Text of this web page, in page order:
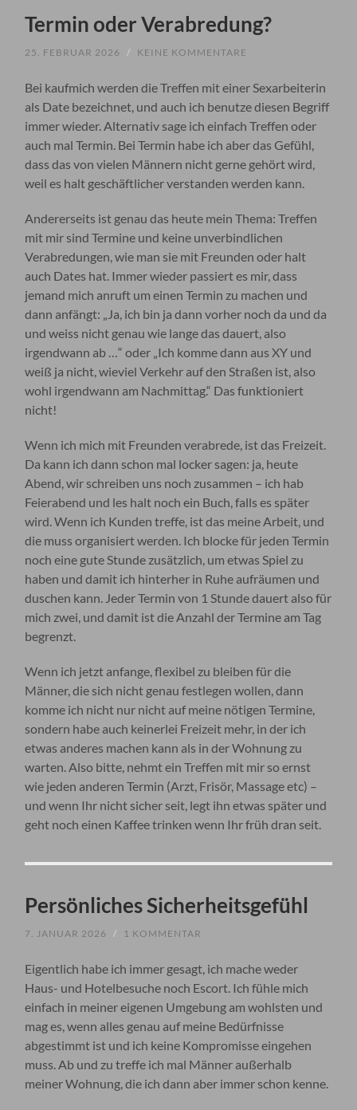
Termin oder Verabredung?
25. FEBRUAR 2026 / KEINE KOMMENTARE
Bei kaufmich werden die Treffen mit einer Sexarbeiterin
als Date bezeichnet, und auch ich benutze diesen Begriff
immer wieder. Alternativ sage ich einfach Treffen oder
auch mal Termin. Bei Termin habe ich aber das Gefühl,
dass das von vielen Männern nicht gerne gehört wird,
weil es halt geschäftlicher verstanden werden kann.
Andererseits ist genau das heute mein Thema: Treffen
mit mir sind Termine und keine unverbindlichen
Verabredungen, wie man sie mit Freunden oder halt
auch Dates hat. Immer wieder passiert es mir, dass
jemand mich anruft um einen Termin zu machen und
dann anfängt: „Ja, ich bin ja dann vorher noch da und da
und weiss nicht genau wie lange das dauert, also
irgendwann ab …“ oder „Ich komme dann aus XY und
weiß ja nicht, wieviel Verkehr auf den Straßen ist, also
wohl irgendwann am Nachmittag.“ Das funktioniert
nicht!
Wenn ich mich mit Freunden verabrede, ist das Freizeit.
Da kann ich dann schon mal locker sagen: ja, heute
Abend, wir schreiben uns noch zusammen – ich hab
Feierabend und les halt noch ein Buch, falls es später
wird. Wenn ich Kunden treffe, ist das meine Arbeit, und
die muss organisiert werden. Ich blocke für jeden Termin
noch eine gute Stunde zusätzlich, um etwas Spiel zu
haben und damit ich hinterher in Ruhe aufräumen und
duschen kann. Jeder Termin von 1 Stunde dauert also für
mich zwei, und damit ist die Anzahl der Termine am Tag
begrenzt.
Wenn ich jetzt anfange, flexibel zu bleiben für die
Männer, die sich nicht genau festlegen wollen, dann
komme ich nicht nur nicht auf meine nötigen Termine,
sondern habe auch keinerlei Freizeit mehr, in der ich
etwas anderes machen kann als in der Wohnung zu
warten. Also bitte, nehmt ein Treffen mit mir so ernst
wie jeden anderen Termin (Arzt, Frisör, Massage etc) –
und wenn Ihr nicht sicher seit, legt ihn etwas später und
geht noch einen Kaffee trinken wenn Ihr früh dran seit.
Persönliches Sicherheitsgefühl
7. JANUAR 2026 / 1 KOMMENTAR
Eigentlich habe ich immer gesagt, ich mache weder
Haus- und Hotelbesuche noch Escort. Ich fühle mich
einfach in meiner eigenen Umgebung am wohlsten und
mag es, wenn alles genau auf meine Bedürfnisse
abgestimmt ist und ich keine Kompromisse eingehen
muss. Ab und zu treffe ich mal Männer außerhalb
meiner Wohnung, die ich dann aber immer schon kenne.